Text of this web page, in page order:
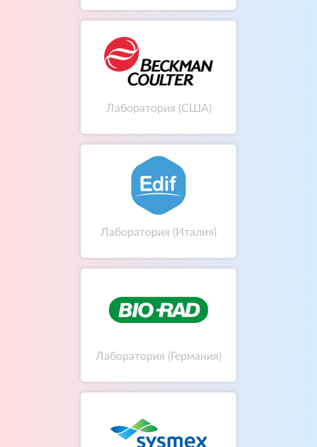
Лаборатория (США)
Лаборатория (Италия)
Лаборатория (Германия)